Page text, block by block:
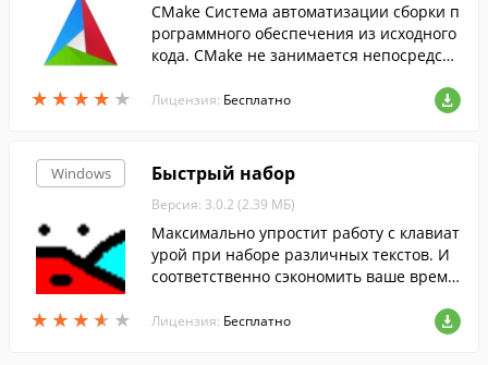
★ ★ ★ ★ ★
★ ★ ★ ★ ★
CMake Система автоматизации сборки п
рограммного обеспечения из исходного
кода. CMake не занимается непосредств
управления сборкой из файлов.
Лицензия: Бесплатно
Windows
★ ★ ★ ★ ★
★ ★ ★ ★ ★
Быстрый набор
Версия: 3.0.2 (2.39 МБ)
Максимально упростит работу с клавиат
урой при наборе различных текстов. И
соответственно сэкономить ваше время.
у, тут же выпадает меню со списком сло
Лицензия: Бесплатно